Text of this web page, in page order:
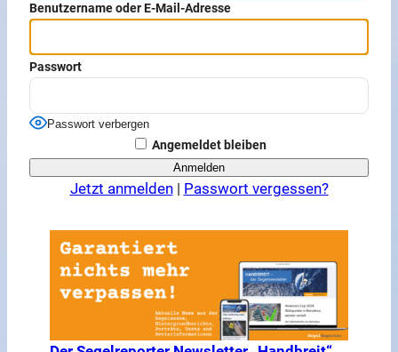
Benutzername oder E-Mail-Adresse
Passwort
Passwort verbergen
Angemeldet bleiben
Jetzt anmelden| Passwort vergessen?